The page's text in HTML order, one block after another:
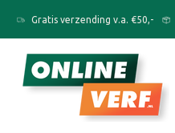
Gratis verzending v.a. €50,-